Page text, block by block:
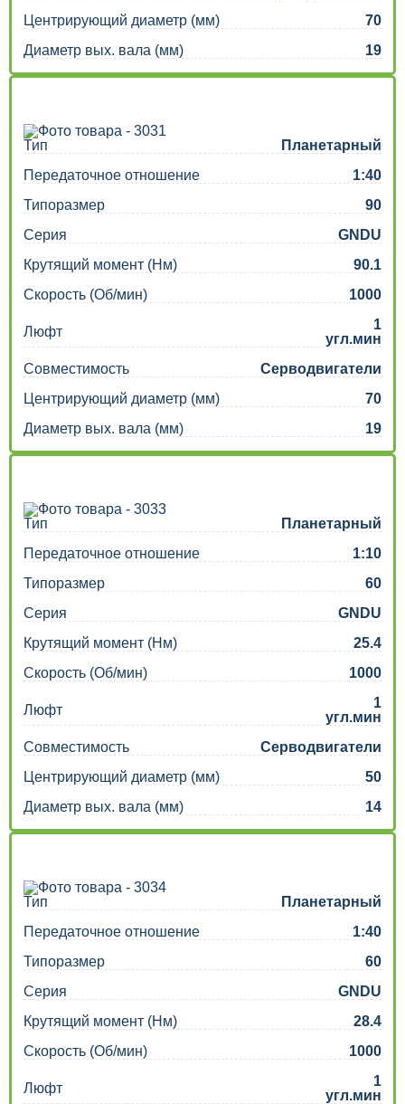
Центрирующий диаметр (мм)
70
Диаметр вых. вала (мм)
19
Тип
Планетарный
Передаточное отношение
1:40
Типоразмер
90
Серия
GNDU
Крутящий момент (Нм)
90.1
Скорость (Об/мин)
1000
Люфт
1
угл.мин
Совместимость
Серводвигатели
Центрирующий диаметр (мм)
70
Диаметр вых. вала (мм)
19
Тип
Планетарный
Передаточное отношение
1:10
Типоразмер
60
Серия
GNDU
Крутящий момент (Нм)
25.4
Скорость (Об/мин)
1000
Люфт
1
угл.мин
Совместимость
Серводвигатели
Центрирующий диаметр (мм)
50
Диаметр вых. вала (мм)
14
Тип
Планетарный
Передаточное отношение
1:40
Типоразмер
60
Серия
GNDU
Крутящий момент (Нм)
28.4
Скорость (Об/мин)
1000
Люфт
1
угл.мин